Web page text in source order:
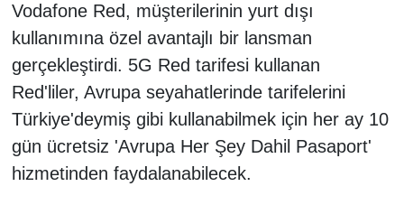
Vodafone Red, müşterilerinin yurt dışı
kullanımına özel avantajlı bir lansman
gerçekleştirdi. 5G Red tarifesi kullanan
Red'liler, Avrupa seyahatlerinde tarifelerini
Türkiye'deymiş gibi kullanabilmek için her ay 10
gün ücretsiz 'Avrupa Her Şey Dahil Pasaport'
hizmetinden faydalanabilecek.